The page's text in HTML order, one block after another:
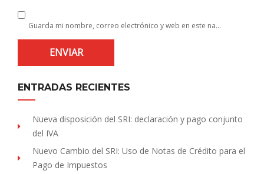
Guarda mi nombre, correo electrónico y web en este navegador para la próxima vez que comente.
ENTRADAS RECIENTES
Nueva disposición del SRI: declaración y pago conjunto
del IVA
Nuevo Cambio del SRI: Uso de Notas de Crédito para el
Pago de Impuestos